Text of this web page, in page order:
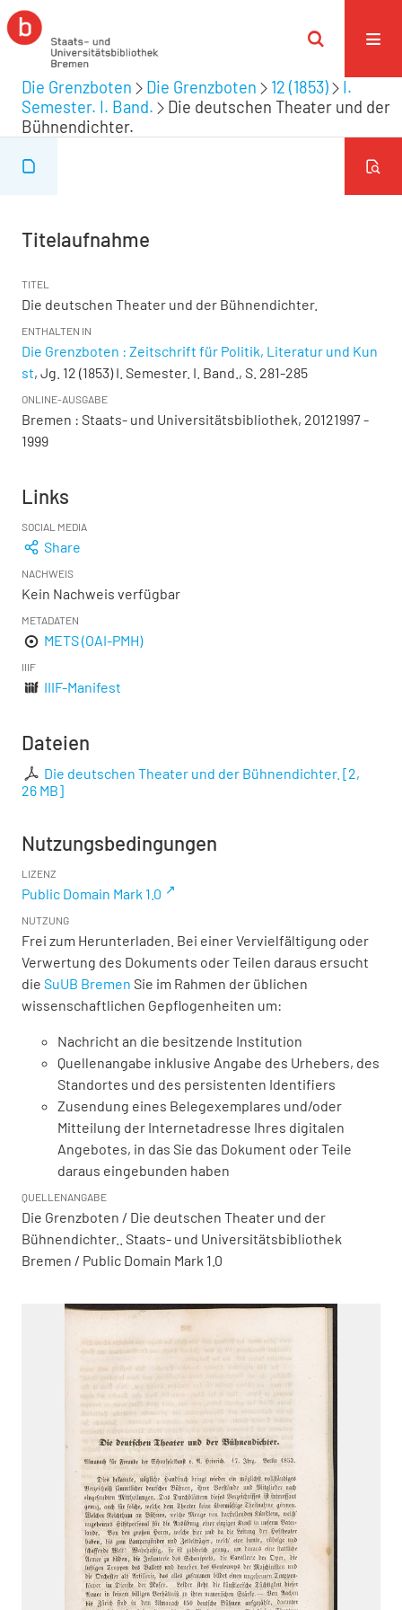
Die Grenzboten Die Grenzboten 12 (1853)
I.
Semester. I. Band.
Die deutschen Theater und der
Bühnendichter.
Titelaufnahme
TITEL
Die deutschen Theater und der Bühnendichter.
ENTHALTEN IN
Die Grenzboten : Zeitschrift für Politik, Literatur und Kun
st, Jg. 12 (1853) I. Semester. I. Band., S. 281-285
ONLINE-AUSGABE
Bremen : Staats- und Universitätsbibliothek, 20121997 -
1999
Links
SOCIAL MEDIA
Share
NACHWEIS
Kein Nachweis verfügbar
METADATEN
METS (OAI-PMH)
IIIF
IIIF-Manifest
Dateien
Die deutschen Theater und der Bühnendichter. [2,
26 MB]
Nutzungsbedingungen
LIZENZ
Public Domain Mark 1.0
NUTZUNG
Frei zum Herunterladen. Bei einer Vervielfältigung oder
Verwertung des Dokuments oder Teilen daraus ersucht
die SuUB Bremen Sie im Rahmen der üblichen
wissenschaftlichen Gepflogenheiten um:
Nachricht an die besitzende Institution
Quellenangabe inklusive Angabe des Urhebers, des
Standortes und des persistenten Identifiers
Zusendung eines Belegexemplares und/oder
Mitteilung der Internetadresse Ihres digitalen
Angebotes, in das Sie das Dokument oder Teile
daraus eingebunden haben
QUELLENANGABE
Die Grenzboten / Die deutschen Theater und der
Bühnendichter.. Staats- und Universitätsbibliothek
Bremen / Public Domain Mark 1.0